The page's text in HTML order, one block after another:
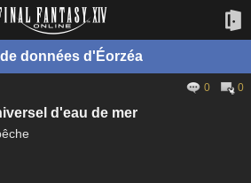
données d'Éorzéa
0 0
d'eau de mer